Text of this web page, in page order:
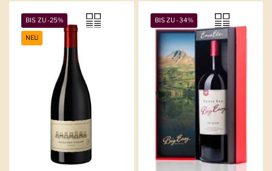
BIS ZU -25%
NEU
BIS ZU -34%